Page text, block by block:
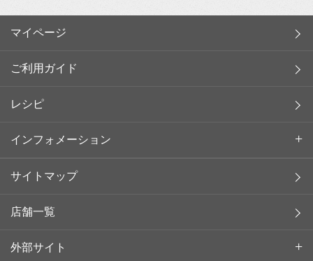
マイページ
ご利用ガイド
レシピ
インフォメーション
サイトマップ
店舗一覧
外部サイト